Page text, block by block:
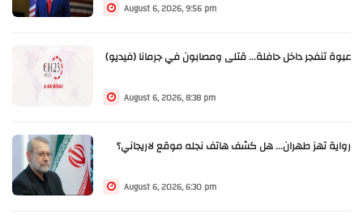
August 6, 2026, 9:56 pm
عبوة تنفجر داخل حافلة... قتلى ومصابون في جرمانا (فيديو)
August 6, 2026, 8:38 pm
رواية تهز طهران... هل كشف هاتف نجله موقع لاريجاني؟
August 6, 2026, 6:30 pm